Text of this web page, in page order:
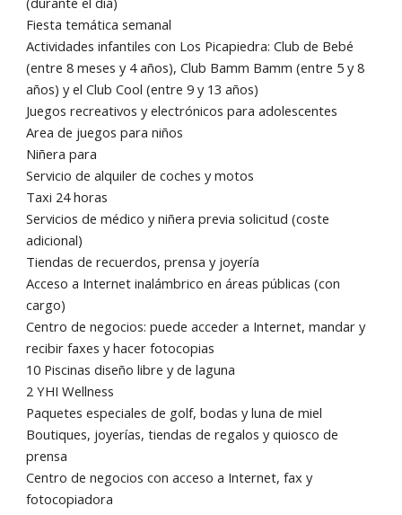
Fiesta temática semanal
Actividades infantiles con Los Picapiedra: Club de Bebé
(entre 8 meses y 4 años), Club Bamm Bamm (entre 5 y 8
años) y el Club Cool (entre 9 y 13 años)
Juegos recreativos y electrónicos para adolescentes
Area de juegos para niños
Niñera para
Servicio de alquiler de coches y motos
Taxi 24 horas
Servicios de médico y niñera previa solicitud (coste
adicional)
Tiendas de recuerdos, prensa y joyería
Acceso a Internet inalámbrico en áreas públicas (con
cargo)
Centro de negocios: puede acceder a Internet, mandar y
recibir faxes y hacer fotocopias
10 Piscinas diseño libre y de laguna
2 YHI Wellness
Paquetes especiales de golf, bodas y luna de miel
Boutiques, joyerías, tiendas de regalos y quiosco de
prensa
Centro de negocios con acceso a Internet, fax y
fotocopiadora